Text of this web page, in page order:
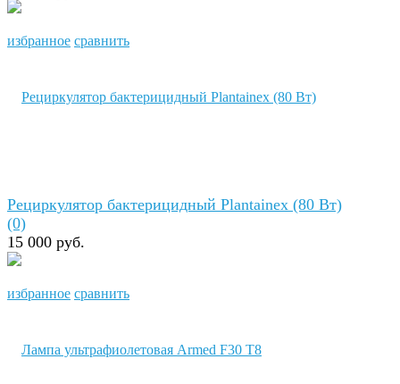
избранное сравнить
избранное сравнить
Рециркулятор бактерицидный Plantainex (80 Вт)
(0)
15 000 руб.